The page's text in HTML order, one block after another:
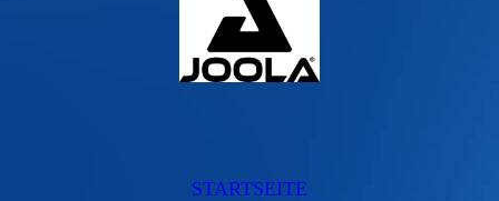
STARTSEITE